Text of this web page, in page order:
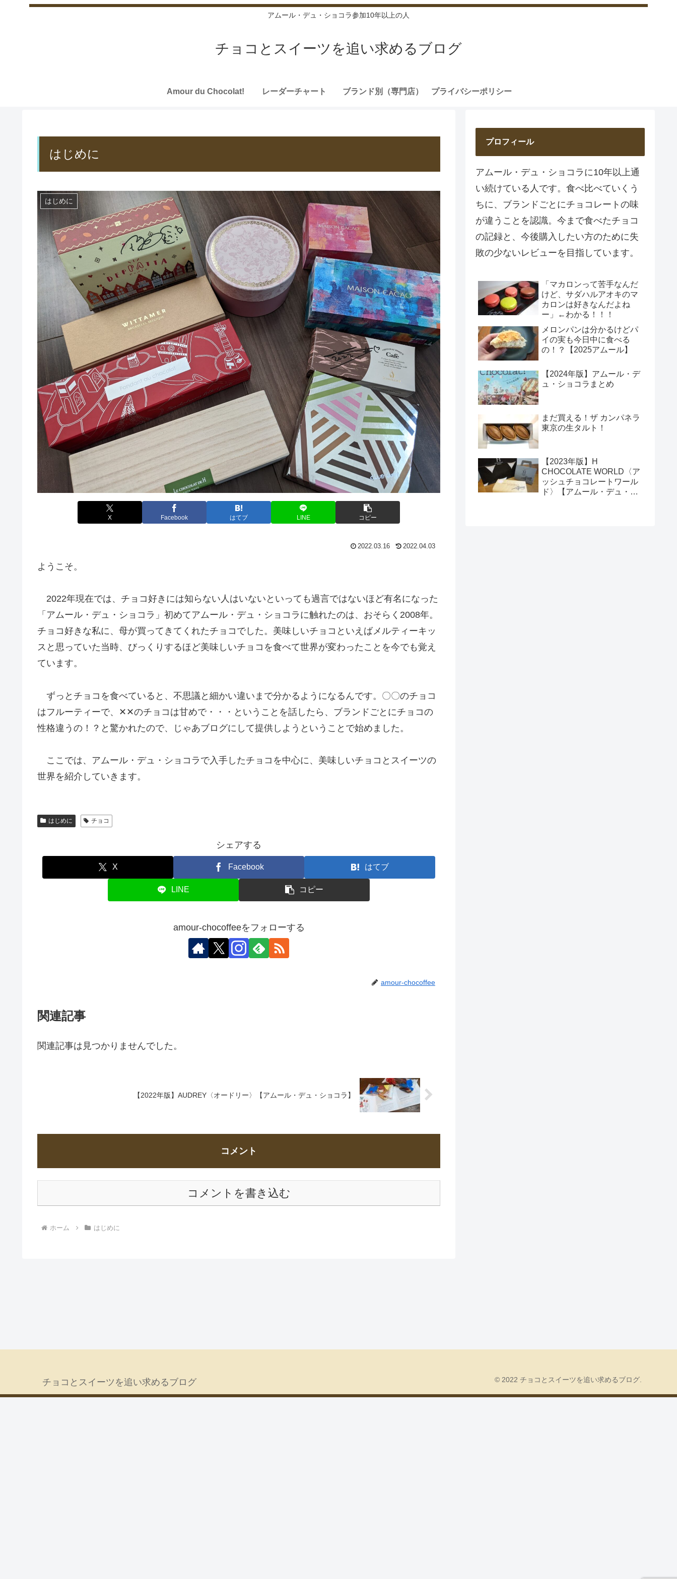
アムール・デュ・ショコラ参加10年以上の人
チョコとスイーツを追い求めるブログ
Amour du Chocolat! レーダーチャート ブランド別（専門店） プライバシーポリシー
はじめに
はじめに
X Facebook はてブ LINE コピー
2022.03.16 2022.04.03
ようこそ。
2022年現在では、チョコ好きには知らない人はいないといっても過言ではないほど有名になった
「アムール・デュ・ショコラ」初めてアムール・デュ・ショコラに触れたのは、おそらく2008年。
チョコ好きな私に、母が買ってきてくれたチョコでした。美味しいチョコといえばメルティーキッ
スと思っていた当時、びっくりするほど美味しいチョコを食べて世界が変わったことを今でも覚え
ています。
ずっとチョコを食べていると、不思議と細かい違いまで分かるようになるんです。〇〇のチョコ
はフルーティーで、✕✕のチョコは甘めで・・・ということを話したら、ブランドごとにチョコの
性格違うの！？と驚かれたので、じゃあブログにして提供しようということで始めました。
ここでは、アムール・デュ・ショコラで入手したチョコを中心に、美味しいチョコとスイーツの
世界を紹介していきます。
はじめに チョコ
シェアする
X Facebook はてブ
LINE コピー
amour-chocoffeeをフォローする
amour-chocoffee
関連記事
関連記事は見つかりませんでした。
【2022年版】AUDREY〈オードリー〉【アムール・デュ・ショコラ】
コメント
コメントを書き込む
ホーム はじめに
プロフィール
アムール・デュ・ショコラに10年以上通
い続けている人です。食べ比べていくう
ちに、ブランドごとにチョコレートの味
が違うことを認識。今まで食べたチョコ
の記録と、今後購入したい方のために失
敗の少ないレビューを目指しています。
「マカロンって苦手なんだ
けど、サダハルアオキのマ
カロンは好きなんだよね
ー」←わかる！！！
メロンパンは分かるけどパ
イの実も今日中に食べる
の！？【2025アムール】
【2024年版】アムール・デ
ュ・ショコラまとめ
まだ買える！ザ カンパネラ
東京の生タルト！
【2023年版】H
CHOCOLATE WORLD〈ア
ッシュチョコレートワール
ド〉【アムール・デュ・シ
チョコとスイーツを追い求めるブログ © 2022 チョコとスイーツを追い求めるブログ.